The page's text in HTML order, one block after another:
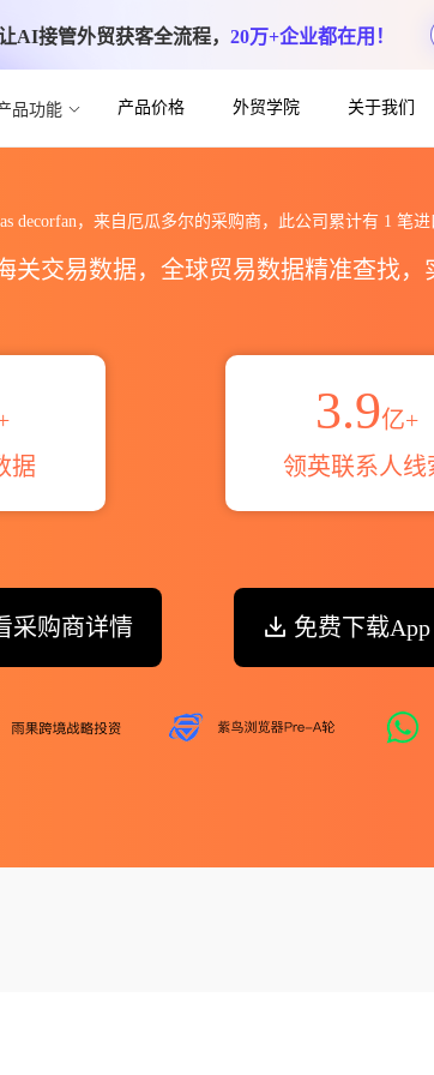
AI接管外贸获客全流程， 20万+企业都在用！
品功能 产品价格 外贸学院 关于我们
decorfan，来自厄瓜多尔的采购商，此公司累计有 1 笔
关交易数据，全球贸易数据精准查找
据
3.9亿+
领英联系人线
采购商详情 免费下载App